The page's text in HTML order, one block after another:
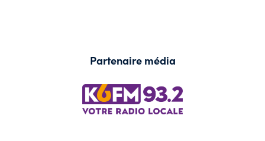
Partenaire média